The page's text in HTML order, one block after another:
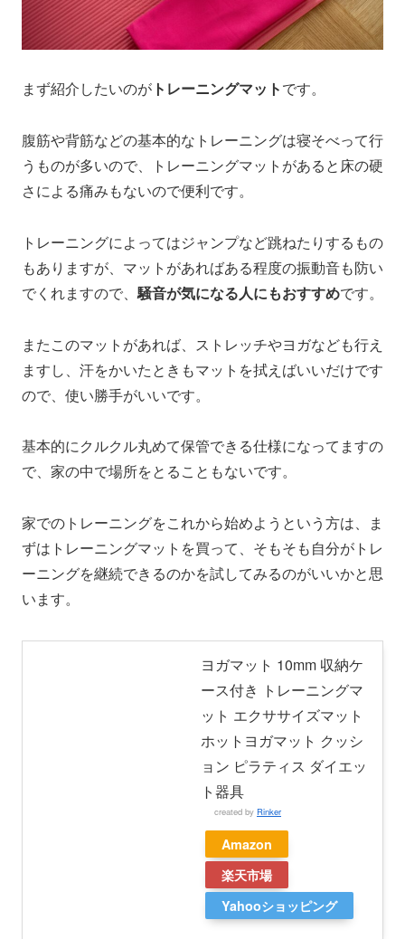
まず紹介したいのが トレーニングマットです。
腹筋や背筋などの基本的なトレーニングは寝そべって行
うものが多いので、トレーニングマットがあると床の硬
さによる痛みもないので便利です。
トレーニングによってはジャンプなど跳ねたりするもの
もありますが、マットがあればある程度の振動音も防い
でくれますので、騒音が気になる人にもおすすめです。
またこのマットがあれば、ストレッチやヨガなども行え
ますし、汗をかいたときもマットを拭えばいいだけです
ので、使い勝手がいいです。
基本的にクルクル丸めて保管できる仕様になってますの
で、家の中で場所をとることもないです。
家でのトレーニングをこれから始めようという方は、ま
ずはトレーニングマットを買って、そもそも自分がトレ
ーニングを継続できるのかを試してみるのがいいかと思
います。
ヨガマット 10mm 収納ケ
ース付き トレーニングマ
ット エクササイズマット
ホットヨガマット クッシ
ョン ピラティス ダイエッ
ト器具
created by Rinker
Amazon
楽天市場
Yahooショッピング